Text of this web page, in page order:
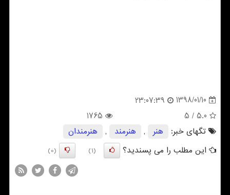
1398/01/10
23:07:39
5.0
/ 5
1765
تگهای خبر:
هنر , هنرمند ,
هنرمندان
این مطلب را می پسندید؟
(1)
(0)